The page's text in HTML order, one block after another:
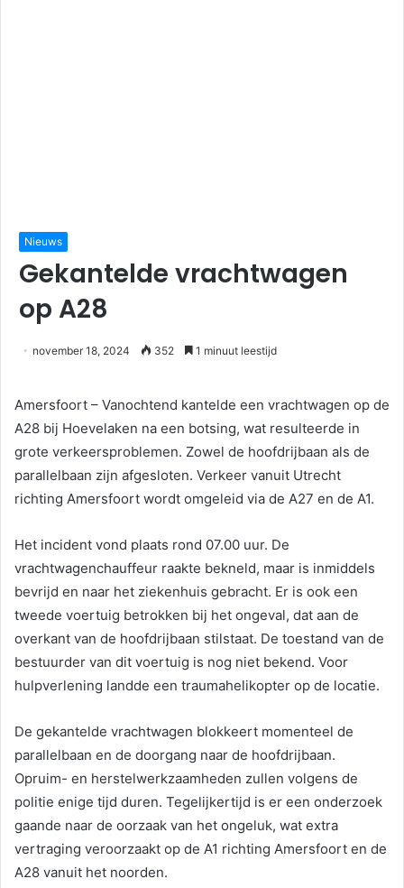
Nieuws
Gekantelde vrachtwagen
op A28
november 18, 2024 352 1 minuut leestijd
Amersfoort – Vanochtend kantelde een vrachtwagen op de
A28 bij Hoevelaken na een botsing, wat resulteerde in
grote verkeersproblemen. Zowel de hoofdrijbaan als de
parallelbaan zijn afgesloten. Verkeer vanuit Utrecht
richting Amersfoort wordt omgeleid via de A27 en de A1.
Het incident vond plaats rond 07.00 uur. De
vrachtwagenchauffeur raakte bekneld, maar is inmiddels
bevrijd en naar het ziekenhuis gebracht. Er is ook een
tweede voertuig betrokken bij het ongeval, dat aan de
overkant van de hoofdrijbaan stilstaat. De toestand van de
bestuurder van dit voertuig is nog niet bekend. Voor
hulpverlening landde een traumahelikopter op de locatie.
De gekantelde vrachtwagen blokkeert momenteel de
parallelbaan en de doorgang naar de hoofdrijbaan.
Opruim- en herstelwerkzaamheden zullen volgens de
politie enige tijd duren. Tegelijkertijd is er een onderzoek
gaande naar de oorzaak van het ongeluk, wat extra
vertraging veroorzaakt op de A1 richting Amersfoort en de
A28 vanuit het noorden.